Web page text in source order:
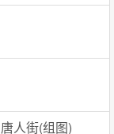
人街(组图)